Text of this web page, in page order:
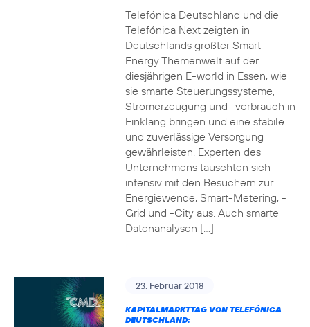
Telefónica Deutschland und die
Telefónica Next zeigten in
Deutschlands größter Smart
Energy Themenwelt auf der
diesjährigen E-world in Essen, wie
sie smarte Steuerungssysteme,
Stromerzeugung und -verbrauch in
Einklang bringen und eine stabile
und zuverlässige Versorgung
gewährleisten. Experten des
Unternehmens tauschten sich
intensiv mit den Besuchern zur
Energiewende, Smart-Metering, -
Grid und -City aus. Auch smarte
Datenanalysen […]
23. Februar 2018
KAPITALMARKTTAG VON TELEFÓNICA
DEUTSCHLAND: